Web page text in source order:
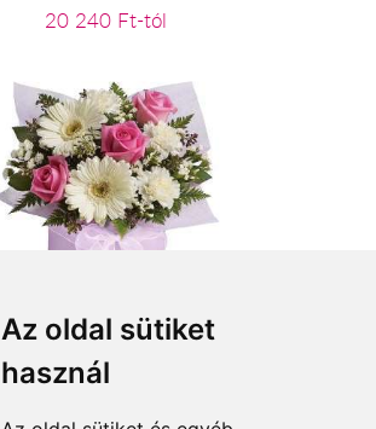
Az oldal sütiket
használ
20 240 Ft-tól
A legdrágább kincsem
23 200 Ft-tól